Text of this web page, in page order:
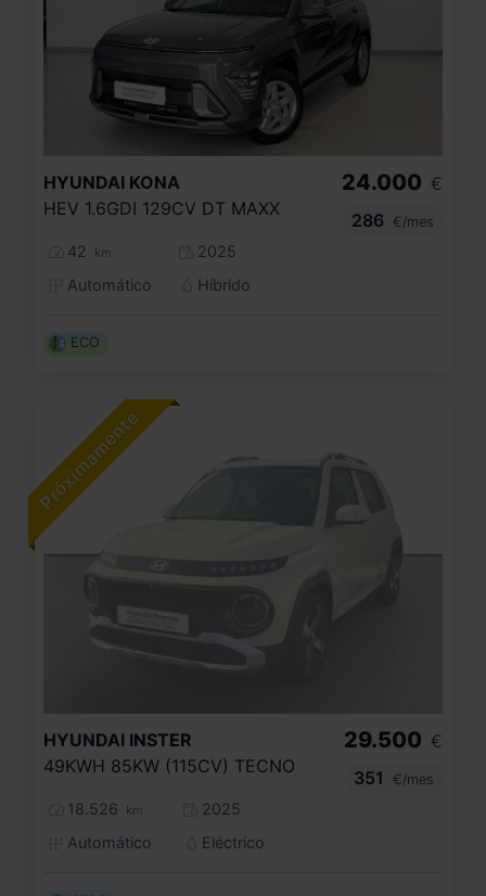
HYUNDAI KONA
HEV 1.6GDI 129CV DT MAXX
42 km
2025
Automático
Híbrido
24.000 €
286
€/mes
ECO
HYUNDAI INSTER
49KWH 85KW (115CV) TECNO
18.526 km
2025
Automático
Eléctrico
29.500 €
351
€/mes